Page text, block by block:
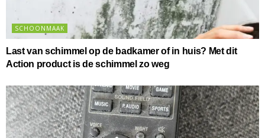
SCHOONMAAK
Last van schimmel op de badkamer of in huis? Met dit
Action product is de schimmel zo weg